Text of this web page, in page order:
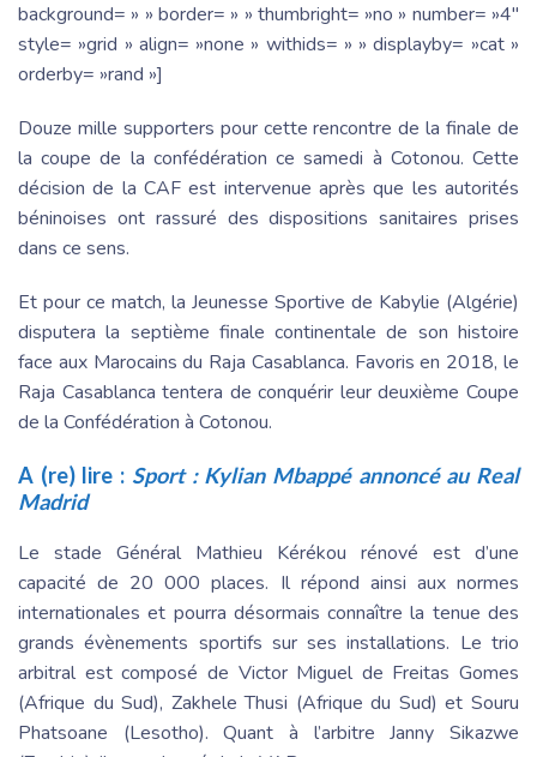
background= » » border= » » thumbright= »no » number= »4″
style= »grid » align= »none » withids= » » displayby= »cat »
orderby= »rand »]
Douze mille supporters pour cette rencontre de la finale de
la coupe de la confédération ce samedi à Cotonou. Cette
décision de la CAF est intervenue après que les autorités
béninoises ont rassuré des dispositions sanitaires prises
dans ce sens.
Et pour ce match, la Jeunesse Sportive de Kabylie (Algérie)
disputera la septième finale continentale de son histoire
face aux Marocains du Raja Casablanca. Favoris en 2018, le
Raja Casablanca tentera de conquérir leur deuxième Coupe
de la Confédération à Cotonou.
A (re) lire : Sport : Kylian Mbappé annoncé au Real
Madrid
Le stade Général Mathieu Kérékou rénové est d’une
capacité de 20 000 places. Il répond ainsi aux normes
internationales et pourra désormais connaître la tenue des
grands évènements sportifs sur ses installations. Le trio
arbitral est composé de Victor Miguel de Freitas Gomes
(Afrique du Sud), Zakhele Thusi (Afrique du Sud) et Souru
Phatsoane (Lesotho). Quant à l’arbitre Janny Sikazwe